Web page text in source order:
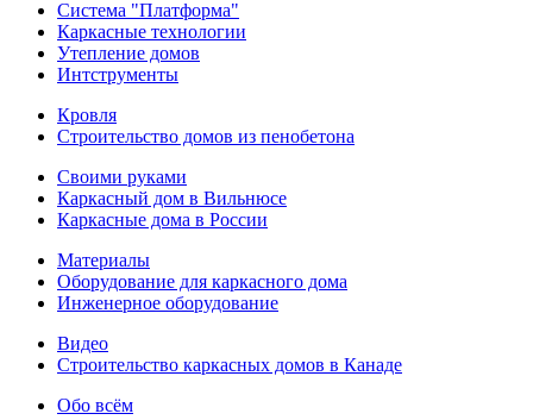
Система "Платформа"
Каркасные технологии
Утепление домов
Интструменты
Кровля
Строительство домов из пенобетона
Своими руками
Каркасный дом в Вильнюсе
Каркасные дома в России
Материалы
Оборудование для каркасного дома
Инженерное оборудование
Видео
Строительство каркасных домов в Канаде
Обо всём